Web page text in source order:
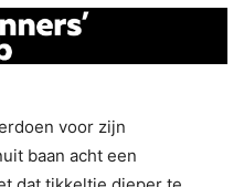
voor zijn
baan acht een